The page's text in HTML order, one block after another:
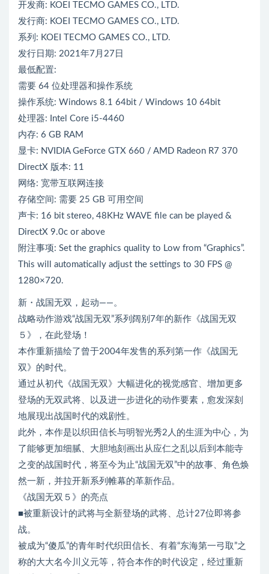
开发商: KOEI TECMO GAMES CO., LTD.
发行商: KOEI TECMO GAMES CO., LTD.
系列: KOEI TECMO GAMES CO., LTD.
发行日期: 2021年7月27日
最低配置:
需要 64 位处理器和操作系统
操作系统: Windows 8.1 64bit / Windows 10 64bit
处理器: Intel Core i5-4460
内存: 6 GB RAM
显卡: NVIDIA GeForce GTX 660 / AMD Radeon R7 370
DirectX 版本: 11
网络: 宽带互联网连接
存储空间: 需要 25 GB 可用空间
声卡: 16 bit stereo, 48KHz WAVE file can be played &
DirectX 9.0c or above
附注事项: Set the graphics quality to Low from “Graphics”.
This will automatically adjust the settings to 30 FPS @
1280×720.
新・战国无双，起动――。
战略动作游戏“战国无双”系列阔别7年的新作《战国无双
５》，在此登场！
本作重新描绘了曾于2004年发售的系列第一作《战国无
双》的时代。
通过从初代《战国无双》大幅进化的视觉感官、增加更多
登场的无双武将、以及进一步进化的动作要素，愈发深刻
地展现出战国时代的戏剧性。
此外，本作是以织田信长与明智光秀2人的生涯为中心，为
了能够更加细腻、大胆地刻画出从应仁之乱以后到本能寺
之变的战国时代，将至今为止“战国无双”中的故事、角色焕
然一新，并拉开新系列帷幕的革新作品。
《战国无双５》的亮点
■被重新设计的武将与全新登场的武将、总计27位即将参
战。
被成为“傻瓜”的青年时代织田信长、有着“东海第一弓取”之
称的大大名今川义元等，符合本作的时代设定，经过重新